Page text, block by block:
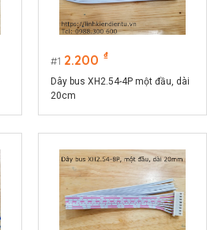
1 2.200 ₫
Dây bus XH2.54-4P một đầu, dài
20cm